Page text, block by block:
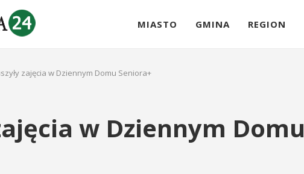
MIASTO GMINA REGION
zajęcia w Dziennym Domu Seniora+
w Dziennym Domu